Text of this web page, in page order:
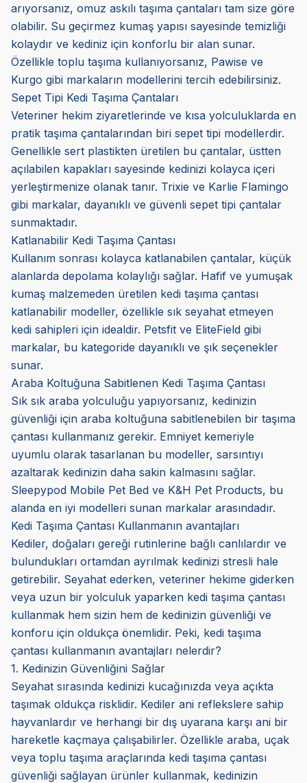
arıyorsanız, omuz askılı taşıma çantaları tam size göre
olabilir. Su geçirmez kumaş yapısı sayesinde temizliği
kolaydır ve kediniz için konforlu bir alan sunar.
Özellikle toplu taşıma kullanıyorsanız, Pawise ve
Kurgo gibi markaların modellerini tercih edebilirsiniz.
Sepet Tipi Kedi Taşıma Çantaları
Veteriner hekim ziyaretlerinde ve kısa yolculuklarda en
pratik taşıma çantalarından biri sepet tipi modellerdir.
Genellikle sert plastikten üretilen bu çantalar, üstten
açılabilen kapakları sayesinde kedinizi kolayca içeri
yerleştirmenize olanak tanır. Trixie ve Karlie Flamingo
gibi markalar, dayanıklı ve güvenli sepet tipi çantalar
sunmaktadır.
Katlanabilir Kedi Taşıma Çantası
Kullanım sonrası kolayca katlanabilen çantalar, küçük
alanlarda depolama kolaylığı sağlar. Hafif ve yumuşak
kumaş malzemeden üretilen kedi taşıma çantası
katlanabilir modeller, özellikle sık seyahat etmeyen
kedi sahipleri için idealdir. Petsfit ve EliteField gibi
markalar, bu kategoride dayanıklı ve şık seçenekler
sunar.
Araba Koltuğuna Sabitlenen Kedi Taşıma Çantası
Sık sık araba yolculuğu yapıyorsanız, kedinizin
güvenliği için araba koltuğuna sabitlenebilen bir taşıma
çantası kullanmanız gerekir. Emniyet kemeriyle
uyumlu olarak tasarlanan bu modeller, sarsıntıyı
azaltarak kedinizin daha sakin kalmasını sağlar.
Sleepypod Mobile Pet Bed ve K&H Pet Products, bu
alanda en iyi modelleri sunan markalar arasındadır.
Kedi Taşıma Çantası Kullanmanın avantajları
Kediler, doğaları gereği rutinlerine bağlı canlılardır ve
bulundukları ortamdan ayrılmak kedinizi stresli hale
getirebilir. Seyahat ederken, veteriner hekime giderken
veya uzun bir yolculuk yaparken kedi taşıma çantası
kullanmak hem sizin hem de kedinizin güvenliği ve
konforu için oldukça önemlidir. Peki, kedi taşıma
çantası kullanmanın avantajları nelerdir?
1. Kedinizin Güvenliğini Sağlar
Seyahat sırasında kedinizi kucağınızda veya açıkta
taşımak oldukça risklidir. Kediler ani reflekslere sahip
hayvanlardır ve herhangi bir dış uyarana karşı ani bir
hareketle kaçmaya çalışabilirler. Özellikle araba, uçak
veya toplu taşıma araçlarında kedi taşıma çantası
güvenliği sağlayan ürünler kullanmak, kedinizin